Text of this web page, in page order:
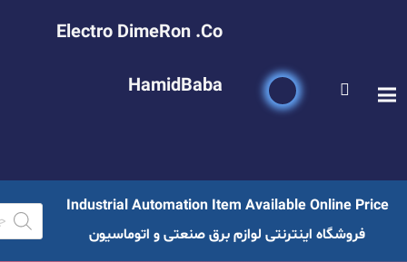
Electro DimeRon .Co
HamidBaba
Industrial Automation Item Available Online Price
فروشگاه اینترنتی لوازم برق صنعتی و اتوماسیون